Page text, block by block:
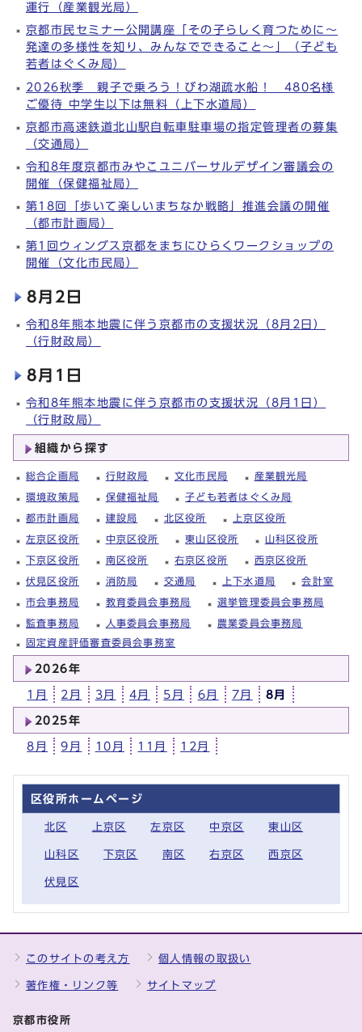
運行（産業観光局）
京都市民セミナー公開講座「その子らしく育つために～
発達の多様性を知り、みんなでできること～」（子ども
若者はぐくみ局）
2026秋季 親子で乗ろう！びわ湖疏水船！ 480名様
ご優待 中学生以下は無料（上下水道局）
京都市高速鉄道北山駅自転車駐車場の指定管理者の募集
（交通局）
令和8年度京都市みやこユニバーサルデザイン審議会の
開催（保健福祉局）
第18回「歩いて楽しいまちなか戦略」推進会議の開催
（都市計画局）
第1回ウィングス京都をまちにひらくワークショップの
開催（文化市民局）
8月2日
令和8年熊本地震に伴う京都市の支援状況（8月2日）
（行財政局）
8月1日
令和8年熊本地震に伴う京都市の支援状況（8月1日）
（行財政局）
組織から探す
総合企画局 行財政局 文化市民局 産業観光局
環境政策局 保健福祉局 子ども若者はぐくみ局
都市計画局 建設局 北区役所 上京区役所
左京区役所 中京区役所 東山区役所 山科区役所
下京区役所 南区役所 右京区役所 西京区役所
伏見区役所 消防局 交通局 上下水道局 会計室
市会事務局 教育委員会事務局 選挙管理委員会事務局
監査事務局 人事委員会事務局 農業委員会事務局
固定資産評価審査委員会事務室
2026年
1月 2月 3月 4月 5月 6月 7月 8月
2025年
8月 9月 10月 11月 12月
区役所ホームページ
北区 上京区 左京区 中京区 東山区
山科区 下京区 南区 右京区 西京区
伏見区
このサイトの考え方 個人情報の取扱い
著作権・リンク等 サイトマップ
京都市役所